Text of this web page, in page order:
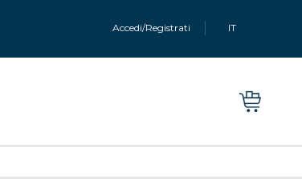
Accedi/Registrati IT